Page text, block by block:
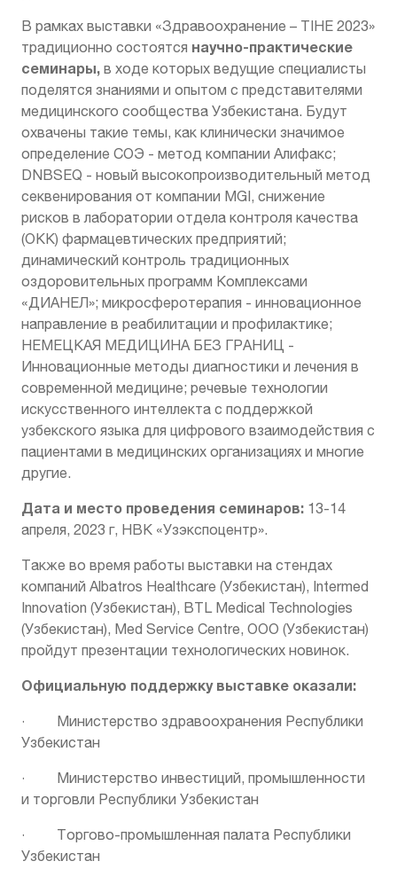
В рамках выставки «Здравоохранение – TIHE 2023»
традиционно состоятся научно-практические
семинары, в ходе которых ведущие специалисты
поделятся знаниями и опытом с представителями
медицинского сообщества Узбекистана. Будут
охвачены такие темы, как клинически значимое
определение СОЭ - метод компании Алифакс;
DNBSEQ - новый высокопроизводительный метод
секвенирования от компании MGI, снижение
рисков в лаборатории отдела контроля качества
(ОКК) фармацевтических предприятий;
динамический контроль традиционных
оздоровительных программ Комплексами
«ДИАНЕЛ»; микросферотерапия - инновационное
направление в реабилитации и профилактике;
НЕМЕЦКАЯ МЕДИЦИНА БЕЗ ГРАНИЦ -
Инновационные методы диагностики и лечения в
современной медицине; речевые технологии
искусственного интеллекта с поддержкой
узбекского языка для цифрового взаимодействия с
пациентами в медицинских организациях и многие
другие.
Дата и место проведения семинаров: 13-14
апреля, 2023 г, НВК «Узэкспоцентр».
Также во время работы выставки на стендах
компаний Albatros Healthcare (Узбекистан), Intermed
Innovation (Узбекистан), BTL Medical Technologies
(Узбекистан), Med Service Centre, ООО (Узбекистан)
пройдут презентации технологических новинок.
Официальную поддержку выставке оказали:
· Министерство здравоохранения Республики
Узбекистан
· Министерство инвестиций, промышленности
и торговли Республики Узбекистан
· Торгово-промышленная палата Республики
Узбекистан